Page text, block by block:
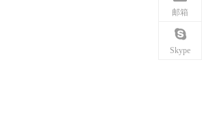
邮箱
Skype